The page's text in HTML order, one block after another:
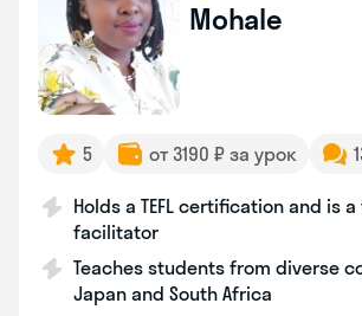
Mohale
5 от 3190 ₽ за урок
Holds a TEFL certification and is
facilitator
Teaches students from diverse
Japan and South Africa